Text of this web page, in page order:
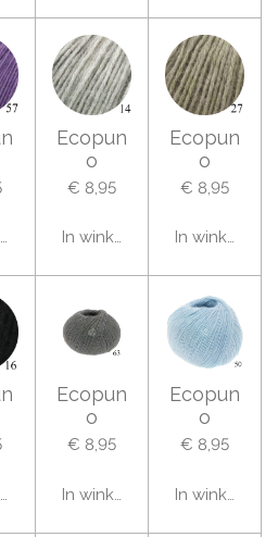
Ecopun
o
€ 8,95
In winkelwagen
Ecopun
o
€ 8,95
In
Ecopun
o
€ 8,95
In winkelwagen
Ecopun
o
€ 8,95
In